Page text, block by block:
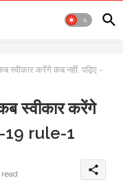
स्वीकार करेंगे कब नहीं, पढ़िए -
स्वीकार करेंगे
19 rule-1
share